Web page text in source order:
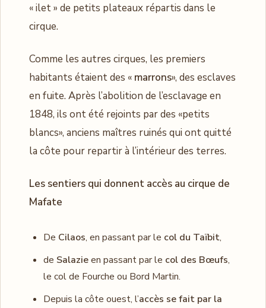
« ilet » de petits plateaux répartis dans le
cirque.
Comme les autres cirques, les premiers
habitants étaient des « marrons», des esclaves
en fuite. Après l’abolition de l’esclavage en
1848, ils ont été rejoints par des «petits
blancs», anciens maîtres ruinés qui ont quitté
la côte pour repartir à l’intérieur des terres.
Les sentiers qui donnent accès au cirque de
Mafate
De Cilaos, en passant par le col du Taïbit,
de Salazieen passant par le col des Bœufs,
le col de Fourche ou Bord Martin.
Depuis la côte ouest, l’accès se fait par la